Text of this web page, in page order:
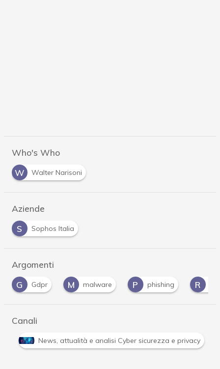
Who's Who
W
Walter Narisoni
Aziende
S
Sophos Italia
Argomenti
M malware P phishing R ransomware
Canali
hacker e Malware: le ultime news in tempo reale e gli